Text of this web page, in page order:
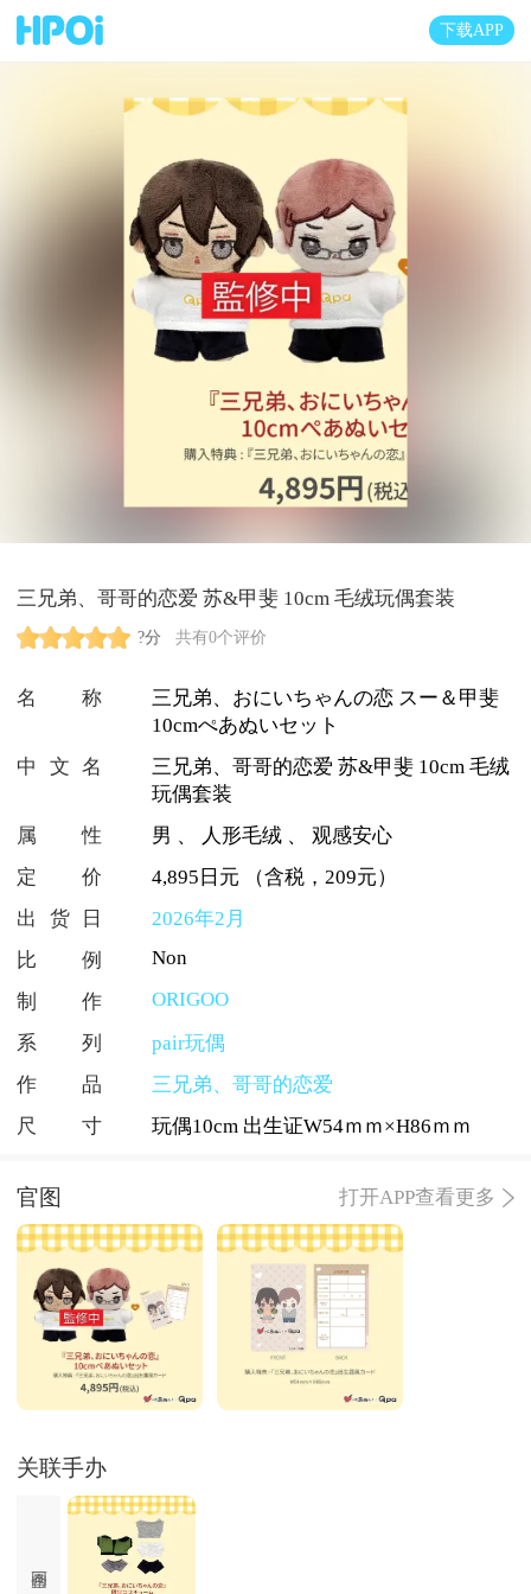
下载APP
三兄弟、哥哥的恋爱 苏&甲斐 10cm 毛绒玩偶套装
?分 共有0个评价
名称
三兄弟、おにいちゃんの恋 スー＆甲斐
10cmぺあぬいセット
中文名
三兄弟、哥哥的恋爱 苏&甲斐 10cm 毛绒
玩偶套装
属性
男 、 人形毛绒、 观感安心
定价
4,895日元 （含税，209元）
出货日
2026年2月
比例
Non
制作
ORIGOO
系列
pair玩偶
作品
三兄弟、哥哥的恋爱
尺寸
玩偶10cm 出生证W54ｍｍ×H86ｍｍ
官图 打开APP查看更多
关联手办